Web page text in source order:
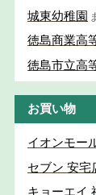
城東幼稚園
徳島商業高
徳島市立高
お買い物
イオンモー
セブン 安宅
キョーエイ